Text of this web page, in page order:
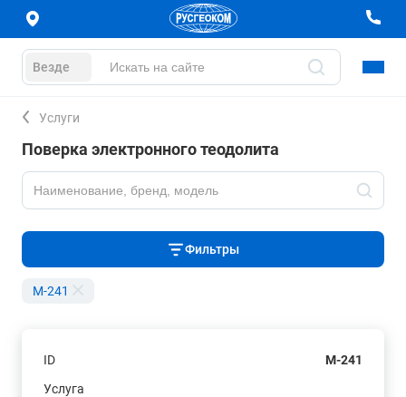
Везде
Услуги
Поверка электронного теодолита
Фильтры
M-241
ID
M-241
Услуга